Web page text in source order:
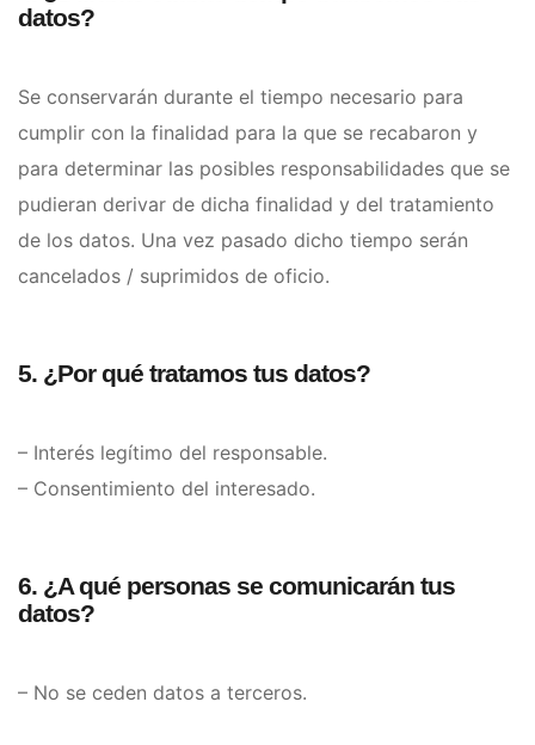
datos?
Se conservarán durante el tiempo necesario para
cumplir con la finalidad para la que se recabaron y
para determinar las posibles responsabilidades que se
pudieran derivar de dicha finalidad y del tratamiento
de los datos. Una vez pasado dicho tiempo serán
cancelados / suprimidos de oficio.
5. ¿Por qué tratamos tus datos?
– Interés legítimo del responsable.
– Consentimiento del interesado.
6. ¿A qué personas se comunicarán tus
datos?
– No se ceden datos a terceros.